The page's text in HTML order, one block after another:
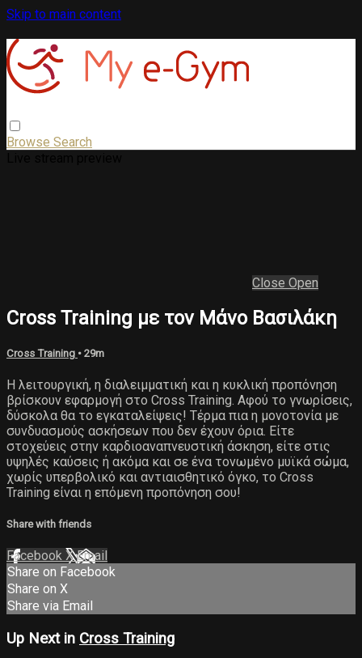
Skip to main content
Browse Search
Close Open
Cross Training με τον Μάνο Βασιλάκη
Cross Training • 29m
Η λειτουργική, η διαλειμματική και η κυκλική προπόνηση
βρίσκουν εφαρμογή στο Cross Training. Αφού το γνωρίσεις,
δύσκολα θα το εγκαταλείψεις! Τέρμα πια η μονοτονία με
συνδυασμούς ασκήσεων που δεν έχουν όρια. Είτε
στοχεύεις στην καρδιοαναπνευστική άσκηση, είτε στις
υψηλές καύσεις ή ακόμα και σε ένα τονωμένο μυϊκά σώμα,
χωρίς υπερβολικό και αντιαισθητικό όγκο, το Cross
Training είναι η επόμενη προπόνηση σου!
Share with friends
Facebook XEmail
Share on Facebook
Share on X
Share via Email
Up Next in Cross Training